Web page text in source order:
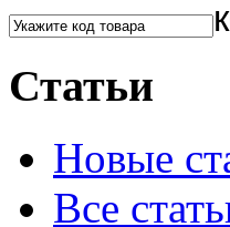
Статьи
Новые
Все